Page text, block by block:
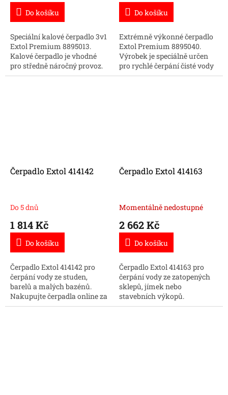
Do košíku
Speciální kalové čerpadlo 3v1
Extol Premium 8895013.
Kalové čerpadlo je vhodné
pro středně náročný provoz.
Díky své unikátní konstrukci
Do košíku
Extrémně výkonné čerpadlo
Extol Premium 8895040.
Výrobek je speciálně určen
pro rychlé čerpání čisté vody
bez obsahu kalu, sedimentů,
Čerpadlo Extol 414142
Do 5 dnů
1 814 Kč
Do košíku
Čerpadlo Extol 414142 pro
čerpání vody ze studen,
barelů a malých bazénů.
Nakupujte čerpadla online za
dobrou cenu.
Čerpadlo Extol 414163
Momentálně nedostupné
2 662 Kč
Do košíku
Čerpadlo Extol 414163 pro
čerpání vody ze zatopených
sklepů, jímek nebo
stavebních výkopů.
Nakupujte čerpadla online za